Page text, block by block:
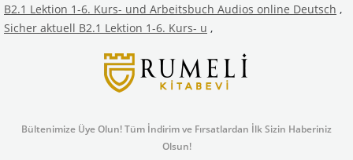
B2.1 Lektion 1-6. Kurs- und Arbeitsbuch Audios online Deutsch ,
Sicher aktuell B2.1 Lektion 1-6. Kurs- u ,
Bültenimize Üye Olun! Tüm İndirim ve Fırsatlardan İlk Sizin Haberiniz
Olsun!